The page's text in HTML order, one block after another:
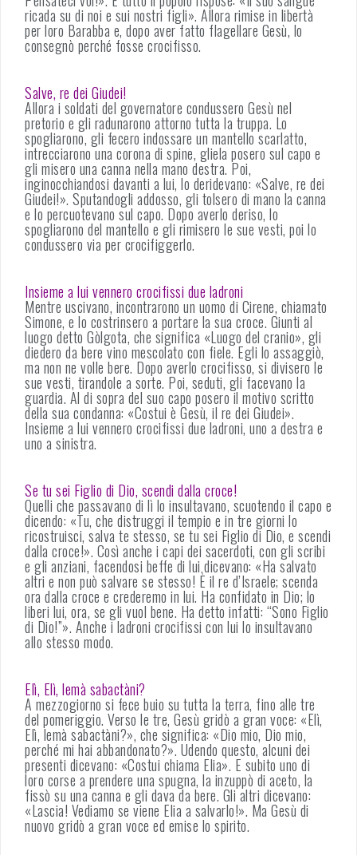
ricada su di noi e sui nostri figli». Allora rimise in libertà
per loro Barabba e, dopo aver fatto flagellare Gesù, lo
consegnò perché fosse crocifisso.
Salve, re dei Giudei!
Allora i soldati del governatore condussero Gesù nel
pretorio e gli radunarono attorno tutta la truppa. Lo
spogliarono, gli fecero indossare un mantello scarlatto,
intrecciarono una corona di spine, gliela posero sul capo e
gli misero una canna nella mano destra. Poi,
inginocchiandosi davanti a lui, lo deridevano: «Salve, re dei
Giudei!». Sputandogli addosso, gli tolsero di mano la canna
e lo percuotevano sul capo. Dopo averlo deriso, lo
spogliarono del mantello e gli rimisero le sue vesti, poi lo
condussero via per crocifiggerlo.
Insieme a lui vennero crocifissi due ladroni
Mentre uscivano, incontrarono un uomo di Cirene, chiamato
Simone, e lo costrinsero a portare la sua croce. Giunti al
luogo detto Gòlgota, che significa «Luogo del cranio», gli
diedero da bere vino mescolato con fiele. Egli lo assaggiò,
ma non ne volle bere. Dopo averlo crocifisso, si divisero le
sue vesti, tirandole a sorte. Poi, seduti, gli facevano la
guardia. Al di sopra del suo capo posero il motivo scritto
della sua condanna: «Costui è Gesù, il re dei Giudei».
Insieme a lui vennero crocifissi due ladroni, uno a destra e
uno a sinistra.
Se tu sei Figlio di Dio, scendi dalla croce!
Quelli che passavano di lì lo insultavano, scuotendo il capo e
dicendo: «Tu, che distruggi il tempio e in tre giorni lo
ricostruisci, salva te stesso, se tu sei Figlio di Dio, e scendi
dalla croce!». Così anche i capi dei sacerdoti, con gli scribi
e gli anziani, facendosi beffe di lui dicevano: «Ha salvato
altri e non può salvare se stesso! È il re d’Israele; scenda
ora dalla croce e crederemo in lui. Ha confidato in Dio; lo
liberi lui, ora, se gli vuol bene. Ha detto infatti: “Sono Figlio
di Dio!”». Anche i ladroni crocifissi con lui lo insultavano
allo stesso modo.
Elì, Elì, lemà sabactàni?
A mezzogiorno si fece buio su tutta la terra, fino alle tre
del pomeriggio. Verso le tre, Gesù gridò a gran voce: «Elì,
Elì, lemà sabactàni?», che significa: «Dio mio, Dio mio,
perché mi hai abbandonato?». Udendo questo, alcuni dei
presenti dicevano: «Costui chiama Elia». E subito uno di
loro corse a prendere una spugna, la inzuppò di aceto, la
fissò su una canna e gli dava da bere. Gli altri dicevano:
«Lascia! Vediamo se viene Elia a salvarlo!». Ma Gesù di
nuovo gridò a gran voce ed emise lo spirito.